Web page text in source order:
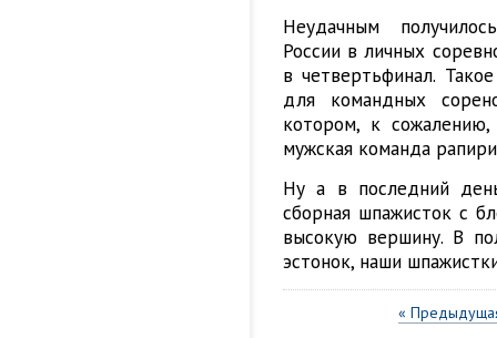
Неудачным
России в личных
в четвертьфинал.
для командных
котором, к сожалению,
мужская команда
Ну а в последний
сборная шпажисток с
высокую вершину. В
эстонок, наши
«